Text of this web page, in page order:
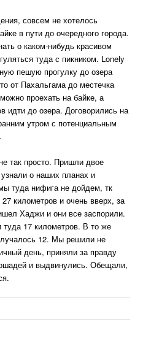
совсем не хотелось
в пути до очередного города.
о каком-нибудь красивом
туда с пикником. Lonely
пешую прогулку до озера
от Пахальгама до местечка
проехать на байке, а
идти до озера. Договорились на
утром с потенциальным
так просто. Пришли двое
о наших планах и
туда нифига не дойдем, тк
километров и очень вверх, за
Хаджи и они все заспорили.
17 километров. В то же
12. Мы решили не
день, приняли за правду
и выдвинулись. Обещали,